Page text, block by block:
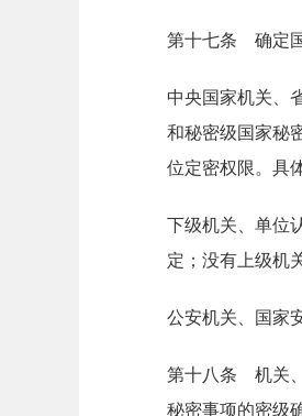
第十七条 确定国
中央国家机关、
和秘密级国家秘
位定密权限。具
下级机关、单位
定；没有上级机
公安机关、国家
第十八条 机关、
秘密事项的密级